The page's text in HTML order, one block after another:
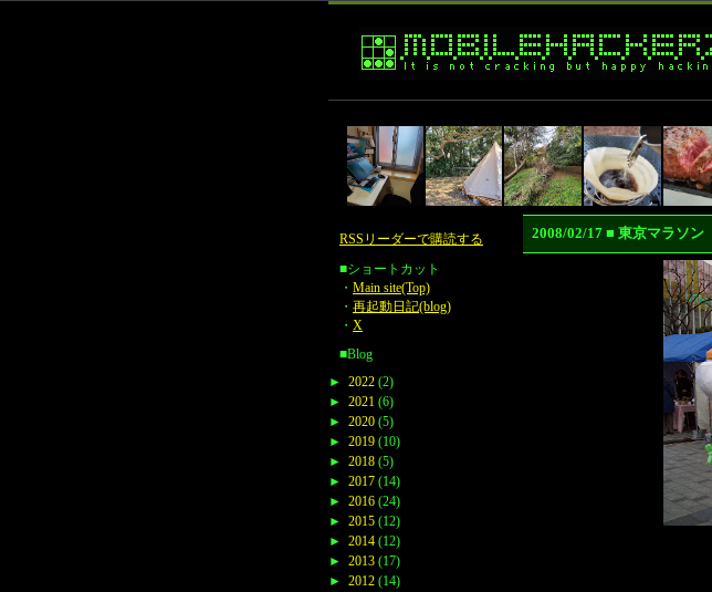
2008/02/17 ■ 東京マラソン
RSSリーダーで購読する
■ショートカット
・ Main site(Top)
・ 再起動日記(blog)
・ X
■Blog
► 2022 (2)
► 2021 (6)
► 2020 (5)
► 2019 (10)
► 2018 (5)
► 2017 (14)
► 2016 (24)
► 2015 (12)
► 2014 (12)
► 2013 (17)
► 2012 (14)